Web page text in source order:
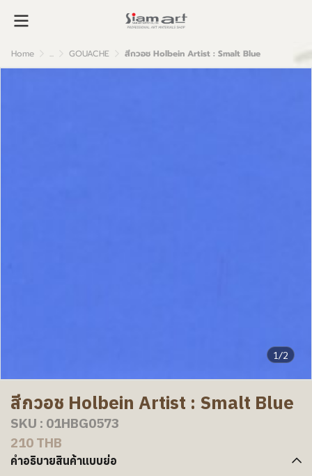
Home ... GOUACHE สีกวอช Holbein Artist : Smalt Blue
1/2
สีกวอช Holbein Artist : Smalt Blue
SKU : 01HBG0573
210 THB
คำอธิบายสินค้าแบบย่อ